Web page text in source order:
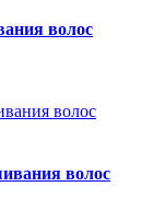
волос
волос